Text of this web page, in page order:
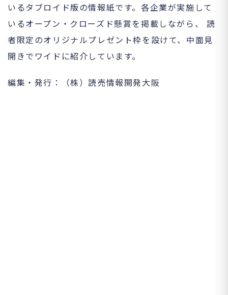
いるタブロイド版の情報紙です。各企業が実施して
いるオープン・クローズド懸賞を掲載しながら、 読
者限定のオリジナルプレゼント枠を設けて、中面見
開きでワイドに紹介しています。
編集・発行：（株）読売情報開発大阪